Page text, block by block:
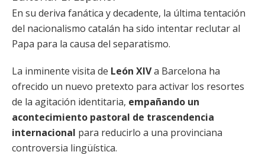
En su deriva fanática y decadente, la última tentación
del nacionalismo catalán ha sido intentar reclutar al
Papa para la causa del separatismo.
La inminente visita de León XIVa Barcelona ha
ofrecido un nuevo pretexto para activar los resortes
de la agitación identitaria, empañando un
acontecimiento pastoral de trascendencia
internacional para reducirlo a una provinciana
controversia lingüística.